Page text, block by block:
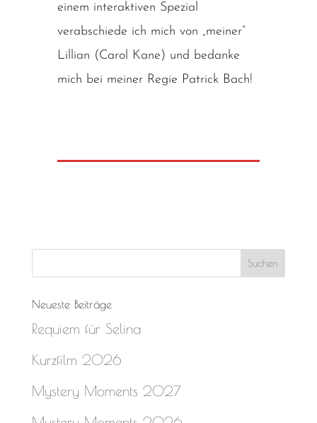
einem interaktiven Spezial
verabschiede ich mich von „meiner“
Lillian (Carol Kane) und bedanke
mich bei meiner Regie Patrick Bach!
Neueste Beiträge
Requiem für Selina
Kurzfilm 2026
Mystery Moments 2027